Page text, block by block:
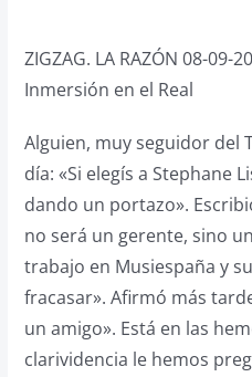
Buscar:
ZIGZAG. LA RAZÓN 08-09-
Inmersión en el Real
Alguien, muy seguidor del
día: «Si elegís a Stephane
dando un portazo».
no será un gerente, sino
trabajo en Musiespaña y
fracasar». Afirmó más
un amigo». Está en las
clarividencia le hemos